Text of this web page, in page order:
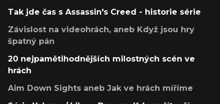
Tak jde čas s Assassin's Creed - historie série
Závislost na videohrách, aneb Když jsou hry
špatný pán
20 nejpamětihodnějších milostných scén ve
hrách
Aim Down Sights aneb Jak ve hrách míříme